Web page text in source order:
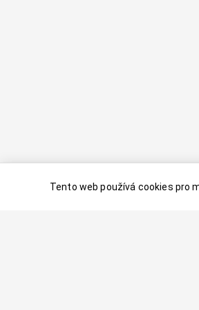
Tento web používá cookies pro